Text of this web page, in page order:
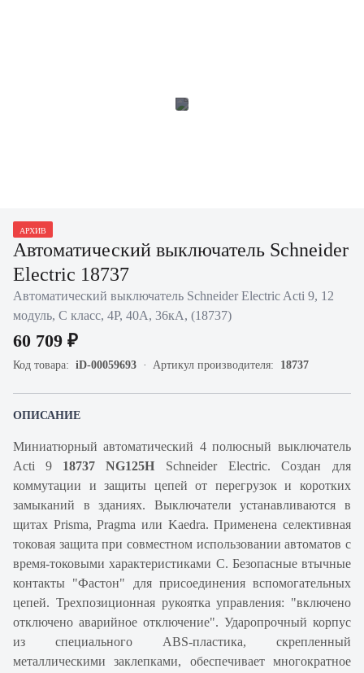
АРХИВ
Автоматический выключатель Schneider
Electric 18737
Автоматический выключатель Schneider Electric Acti 9, 12
модуль, C класс, 4P, 40А, 36кА, (18737)
60 709 ₽
Код товара: iD-00059693 Артикул производителя: 18737
ОПИСАНИЕ
Миниатюрный автоматический 4 полюсный выключатель
Acti 9 18737 NG125H Schneider Electric. Создан для
коммутации и защиты цепей от перегрузок и коротких
замыканий в зданиях. Выключатели устанавливаются в
щитах Prisma, Pragma или Kaedra. Применена селективная
токовая защита при совместном использовании автоматов с
время-токовыми характеристиками C. Безопасные втычные
контакты "Фастон" для присоединения вспомогательных
цепей. Трехпозиционная рукоятка управления: "включено
отключено аварийное отключение". Ударопрочный корпус
из специального ABS-пластика, скрепленный
металлическими заклепками, обеспечивает многократное